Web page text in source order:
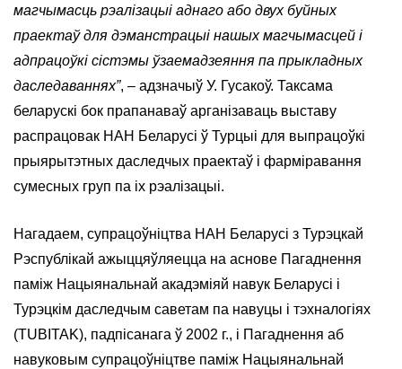
магчымасць рэалізацыі аднаго або двух буйных
праектаў для дэманстрацыі нашых магчымасцей і
адпрацоўкі сістэмы ўзаемадзеяння па прыкладных
даследаваннях”, – адзначыў У. Гусакоў. Таксама
беларускі бок прапанаваў арганізаваць выставу
распрацовак НАН Беларусі ў Турцыі для выпрацоўкі
прыярытэтных даследчых праектаў і фарміравання
сумесных груп па іх рэалізацыі.
Нагадаем, супрацоўніцтва НАН Беларусі з Турэцкай
Рэспублікай ажыццяўляецца на аснове Пагаднення
паміж Нацыянальнай акадэміяй навук Беларусі і
Турэцкім даследчым саветам па навуцы і тэхналогіях
(TUBITAK), падпісанага ў 2002 г., і Пагаднення аб
навуковым супрацоўніцтве паміж Нацыянальнай